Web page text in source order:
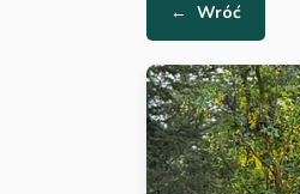
← Wróć